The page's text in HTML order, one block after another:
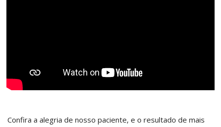
Confira a alegria de nosso paciente, e o resultado de mais